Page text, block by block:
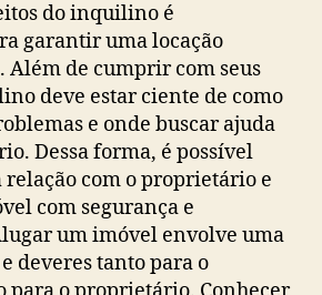
do inquilino é
garantir uma locação
Além de cumprir com seus
deve estar ciente de como
e onde buscar ajuda
Dessa forma, é possível
com o proprietário e
com segurança e
um imóvel envolve uma
deveres tanto para o